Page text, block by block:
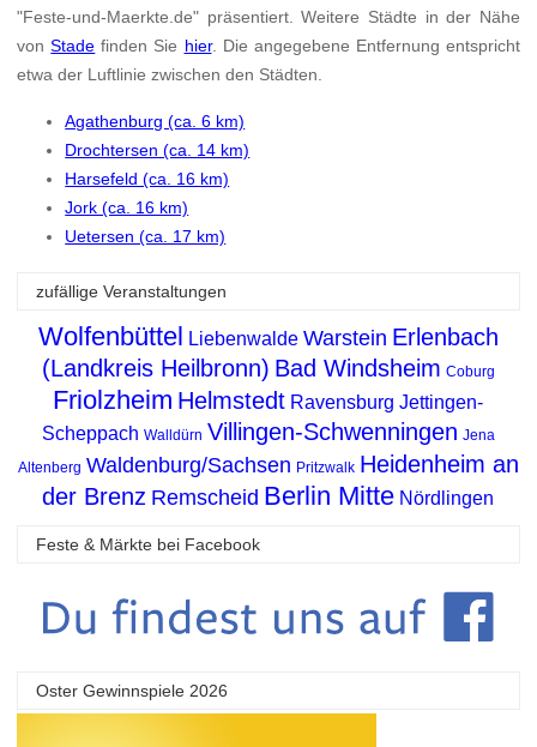
"Feste-und-Maerkte.de" präsentiert. Weitere Städte in der Nähe
vonStade finden Sie hier. Die angegebene Entfernung entspricht
etwa der Luftlinie zwischen den Städten.
Agathenburg (ca. 6 km)
Drochtersen (ca. 14 km)
Harsefeld (ca. 16 km)
Jork (ca. 16 km)
Uetersen (ca. 17 km)
zufällige Veranstaltungen
Wolfenbüttel Liebenwalde Warstein Erlenbach
(Landkreis Heilbronn) Bad Windsheim Coburg
Friolzheim Helmstedt Ravensburg Jettingen-
Scheppach Walldürn Villingen-Schwenningen Jena
Altenberg Waldenburg/Sachsen Pritzwalk Heidenheim an
der Brenz Remscheid Berlin Mitte Nördlingen
Feste & Märkte bei Facebook
Oster Gewinnspiele 2026